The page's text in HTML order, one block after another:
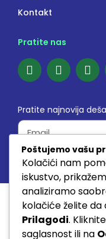
Kontakt
Pratite nas
Pratite najnovija
© 2026. SVA
Poštujemo vašu
Kolačići nam
iskustvo,
analiziramo
kolačiće želite
Prilagodi.
saglasnost ili na